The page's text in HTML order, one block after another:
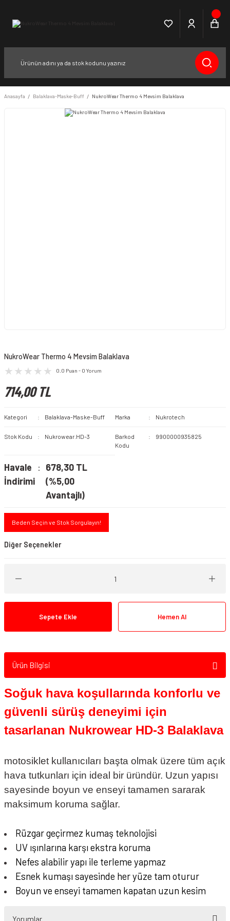
Anasayfa Balaklava-Maske-Buff NukroWear Thermo 4 Mevsim Balaklava
NukroWear Thermo 4 Mevsim Balaklava
0.0 Puan - 0 Yorum
714,00 TL
Kategori Balaklava-Maske-Buff Marka Nukrotech
Stok Kodu Nukrowear.HD-3
Barkod
Kodu
9900000935825
Havale
İndirimi
678,30 TL
(%5,00
Avantajlı)
Beden Seçin ve Stok Sorgulayın!
Diğer Seçenekler
Sepete Ekle Hemen Al
Ürün Bilgisi
Soğuk hava koşullarında konforlu ve
güvenli sürüş deneyimi için
tasarlanan Nukrowear HD-3 Balaklava
motosiklet kullanıcıları başta olmak üzere tüm açık
hava tutkunları için ideal bir üründür. Uzun yapısı
sayesinde boyun ve enseyi tamamen sararak
maksimum koruma sağlar.
Rüzgar geçirmez kumaş teknolojisi
UV ışınlarına karşı ekstra koruma
Nefes alabilir yapı ile terleme yapmaz
Esnek kumaşı sayesinde her yüze tam oturur
Boyun ve enseyi tamamen kapatan uzun kesim
Yorumlar